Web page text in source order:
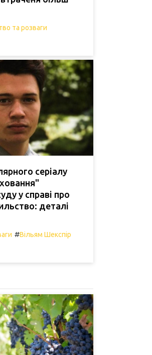
та розваги
серіалу
у справі про
деталі
#Вільям Шекспір